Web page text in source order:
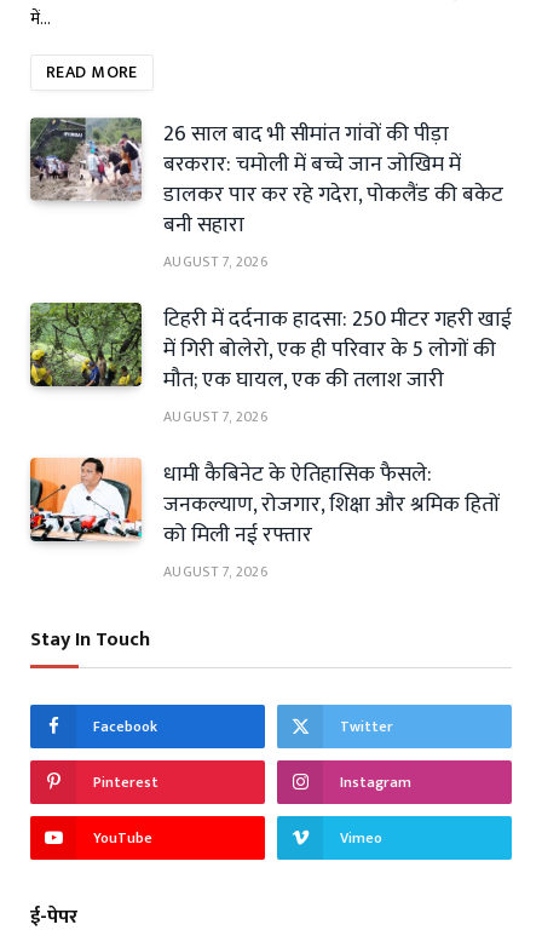
में…
READ MORE
26 साल बाद भी सीमांत गांवों की पीड़ा
बरकरार: चमोली में बच्चे जान जोखिम में
डालकर पार कर रहे गदेरा, पोकलैंड की बकेट
बनी सहारा
AUGUST 7, 2026
टिहरी में दर्दनाक हादसा: 250 मीटर गहरी खाई
में गिरी बोलेरो, एक ही परिवार के 5 लोगों की
मौत; एक घायल, एक की तलाश जारी
AUGUST 7, 2026
धामी कैबिनेट के ऐतिहासिक फैसले:
जनकल्याण, रोजगार, शिक्षा और श्रमिक हितों
को मिली नई रफ्तार
AUGUST 7, 2026
Stay In Touch
Facebook Twitter
Pinterest Instagram
YouTube Vimeo
ई-पेपर